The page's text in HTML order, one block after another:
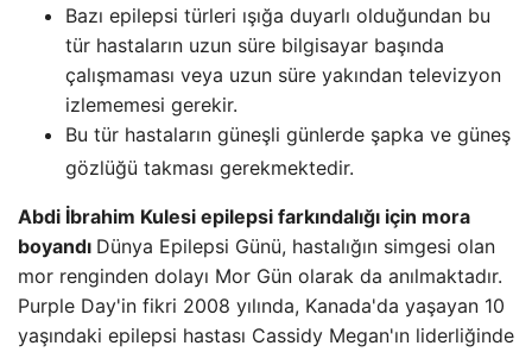
Bazı epilepsi türleri ışığa duyarlı olduğundan bu
tür hastaların uzun süre bilgisayar başında
çalışmaması veya uzun süre yakından televizyon
izlememesi gerekir.
Bu tür hastaların güneşli günlerde şapka ve güneş
gözlüğü takması gerekmektedir.
Abdi İbrahim Kulesi epilepsi farkındalığı için mora
boyandı Dünya Epilepsi Günü, hastalığın simgesi olan
mor renginden dolayı Mor Gün olarak da anılmaktadır.
Purple Day'in fikri 2008 yılında, Kanada'da yaşayan 10
yaşındaki epilepsi hastası Cassidy Megan'ın liderliğinde